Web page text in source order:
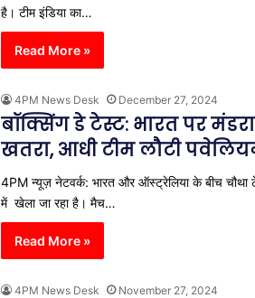
है। टीम इंडिया का…
Read More »
4PM News Desk December 27, 2024
बॉक्सिंग डे टेस्ट: भारत पर
खतरा, आधी टीम लौटी
4PM न्यूज़ नेटवर्क: भारत और ऑस्ट्रेल‍िया के बीच
में खेला जा रहा है। मैच…
Read More »
4PM News Desk November 27, 2024